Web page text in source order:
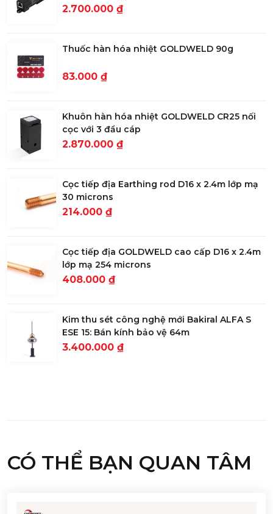
2.700.000 ₫
Thuốc hàn hóa nhiệt GOLDWELD 90g
83.000 ₫
Khuôn hàn hóa nhiệt GOLDWELD CR25 nối
cọc với 3 đầu cáp
2.870.000 ₫
Cọc tiếp địa Earthing rod D16 x 2.4m lớp mạ
30 microns
214.000 ₫
Cọc tiếp địa GOLDWELD cao cấp D16 x 2.4m
lớp mạ 254 microns
408.000 ₫
Kim thu sét công nghệ mới Bakiral ALFA S
ESE 15: Bán kính bảo vệ 64m
3.400.000 ₫
CÓ THỂ BẠN QUAN TÂM